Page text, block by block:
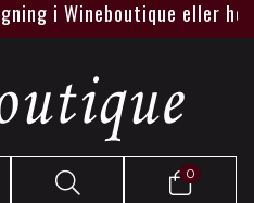
i Wineboutique eller hos
0